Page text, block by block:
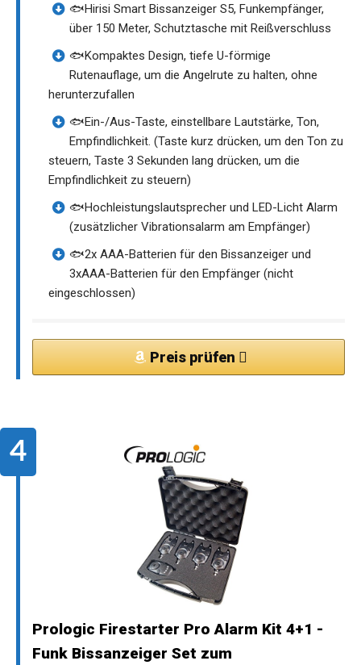
🐟Hirisi Smart Bissanzeiger S5, Funkempfänger,
über 150 Meter, Schutztasche mit Reißverschluss
🐟Kompaktes Design, tiefe U-förmige
Rutenauflage, um die Angelrute zu halten, ohne
herunterzufallen
🐟Ein-/Aus-Taste, einstellbare Lautstärke, Ton,
Empfindlichkeit. (Taste kurz drücken, um den Ton zu
steuern, Taste 3 Sekunden lang drücken, um die
Empfindlichkeit zu steuern)
🐟Hochleistungslautsprecher und LED-Licht Alarm
(zusätzlicher Vibrationsalarm am Empfänger)
🐟2x AAA-Batterien für den Bissanzeiger und
3xAAA-Batterien für den Empfänger (nicht
eingeschlossen)
Preis prüfen
Prologic Firestarter Pro Alarm Kit 4+1 -
Funk Bissanzeiger Set zum